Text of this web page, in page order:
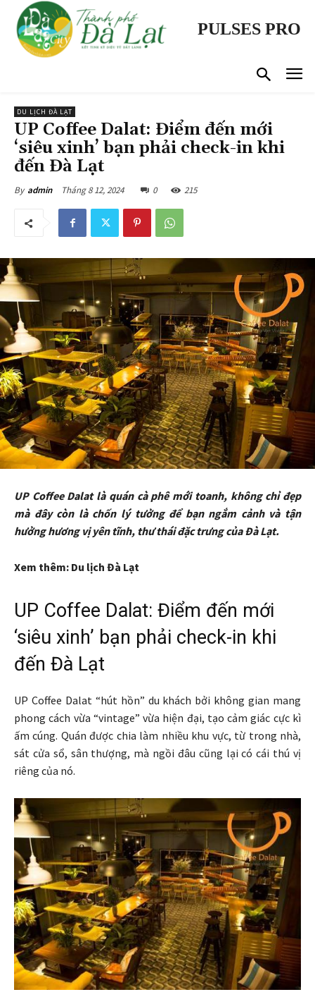
PULSES PRO
DU LỊCH ĐÀ LẠT
UP Coffee Dalat: Điểm đến mới
‘siêu xinh’ bạn phải check-in khi
đến Đà Lạt
By admin Tháng 8 12, 2024 0 215
UP Coffee Dalat là quán cà phê mới toanh, không chỉ đẹp
mà đây còn là chốn lý tưởng để bạn ngắm cảnh và tận
hưởng hương vị yên tĩnh, thư thái đặc trưng của Đà Lạt.
Xem thêm: Du lịch Đà Lạt
UP Coffee Dalat: Điểm đến mới
‘siêu xinh’ bạn phải check-in khi
đến Đà Lạt
UP Coffee Dalat “hút hồn” du khách bởi không gian mang
phong cách vừa “vintage” vừa hiện đại, tạo cảm giác cực kì
ấm cúng. Quán được chia làm nhiều khu vực, từ trong nhà,
sát cửa sổ, sân thượng, mà ngồi đâu cũng lại có cái thú vị
riêng của nó.